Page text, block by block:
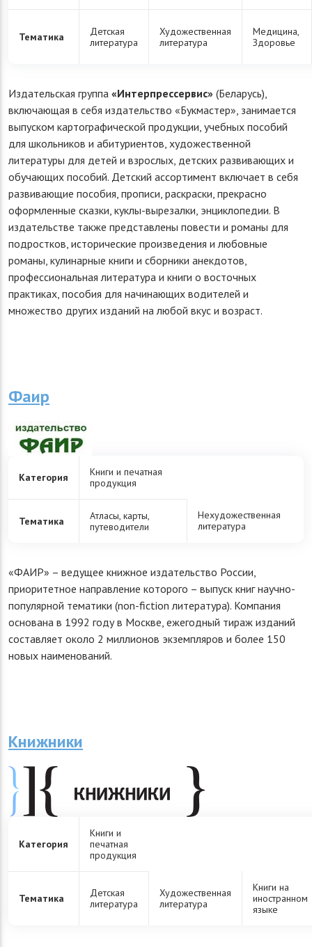
Тематика
Детская
литература
Художественная
литература
Медицина,
Здоровье
Издательская группа «Интерпрессервис» (Беларусь),
включающая в себя издательство «Букмастер», занимается
выпуском картографической продукции, учебных пособий
для школьников и абитуриентов, художественной
литературы для детей и взрослых, детских развивающих и
обучающих пособий. Детский ассортимент включает в себя
развивающие пособия, прописи, раскраски, прекрасно
оформленные сказки, куклы-вырезалки, энциклопедии. В
издательстве также представлены повести и романы для
подростков, исторические произведения и любовные
романы, кулинарные книги и сборники анекдотов,
профессиональная литература и книги о восточных
практиках, пособия для начинающих водителей и
множество других изданий на любой вкус и возраст.
Фаир
Категория
Книги и печатная
продукция
Тематика
Атласы, карты,
путеводители
Нехудожественная
литература
«ФАИР» – ведущее книжное издательство России,
приоритетное направление которого – выпуск книг научно-
популярной тематики (non-fiction литература). Компания
основана в 1992 году в Москве, ежегодный тираж изданий
составляет около 2 миллионов экземпляров и более 150
новых наименований.
Книжники
Категория
Книги и
печатная
продукция
Тематика
Детская
литература
Художественная
литература
Книги на
иностранном
языке